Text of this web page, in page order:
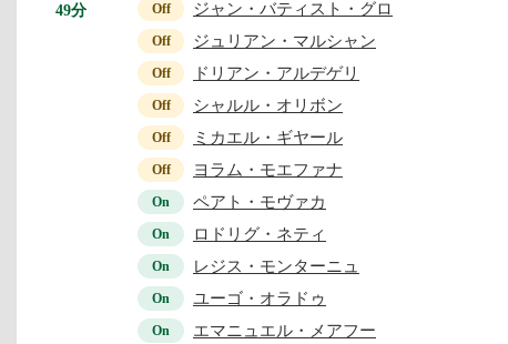
49分 Off ジャン・バティスト・グロ
Off ジュリアン・マルシャン
Off ドリアン・アルデゲリ
Off シャルル・オリボン
Off ミカエル・ギヤール
Off ヨラム・モエファナ
On ペアト・モヴァカ
On ロドリグ・ネティ
On レジス・モンターニュ
On ユーゴ・オラドゥ
On エマニュエル・メアフー